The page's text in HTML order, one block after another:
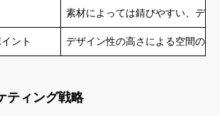
素材によっては錆びやすい、デザ
ント デザイン性の高さによる空間の
ティング戦略